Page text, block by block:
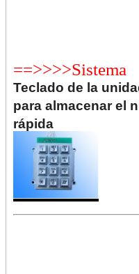
==>>>>Sistema
Teclado de la
para almacenar el
rápida